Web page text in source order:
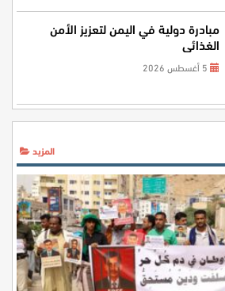
مبادرة دولية في اليمن لتعزيز الأمن
الغذائي
المزيد